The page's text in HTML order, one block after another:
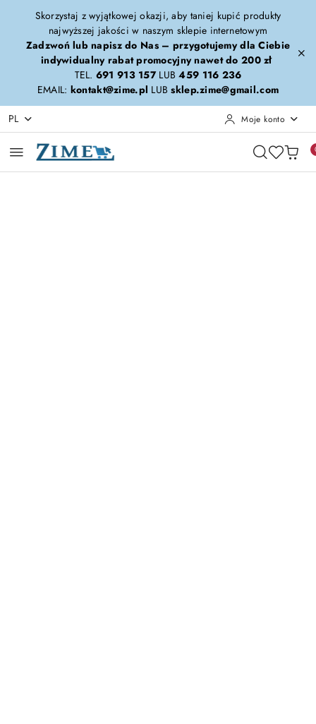
Przejdź do treści głównej
Przejdź do wyszukiwarki
Przejdź do moje konto
Przejdź do menu głównego
Przejdź do opisu produktu
Przejdź do stopki
Skorzystaj z wyjątkowej okazji, aby taniej kupić produkty
najwyższej jakości w naszym sklepie internetowym
Zadzwoń lub napisz do Nas – przygotujemy dla Ciebie
indywidualny rabat promocyjny nawet do 200 zł
TEL. 691 913 157LUB459 116 236
EMAIL: kontakt@zime.pl LUBsklep.zime@gmail.com
PL Moje konto